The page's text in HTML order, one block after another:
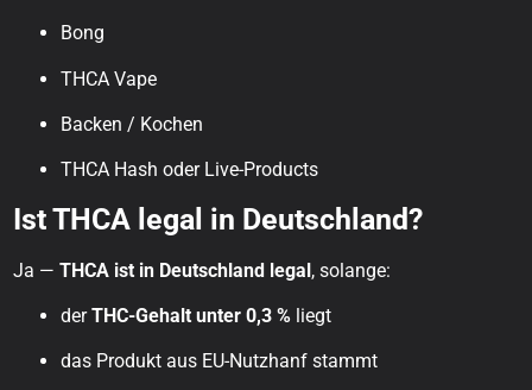
Bong
THCA Vape
Backen / Kochen
THCA Hash oder Live-Products
Ist THCA legal in Deutschland?
Ja —THCA ist in Deutschland legal, solange:
derTHC-Gehalt unter 0,3 % liegt
das Produkt aus EU-Nutzhanf stammt